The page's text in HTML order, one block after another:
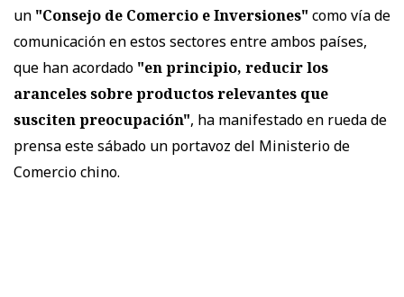
un "Consejo de Comercio e Inversiones" como vía de
comunicación en estos sectores entre ambos países,
que han acordado "en principio, reducir los
aranceles sobre productos relevantes que
susciten preocupación", ha manifestado en rueda de
prensa este sábado un portavoz del Ministerio de
Comercio chino.